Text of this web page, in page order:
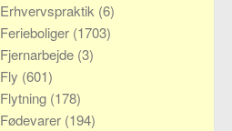
Erhvervspraktik (6)
Ferieboliger (1703)
Fjernarbejde (3)
Fly (601)
Flytning (178)
Fødevarer (194)